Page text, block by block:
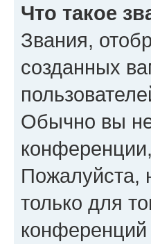
Что такое
Звания,
созданных
Обычно вы
Пожалуйста,
только для